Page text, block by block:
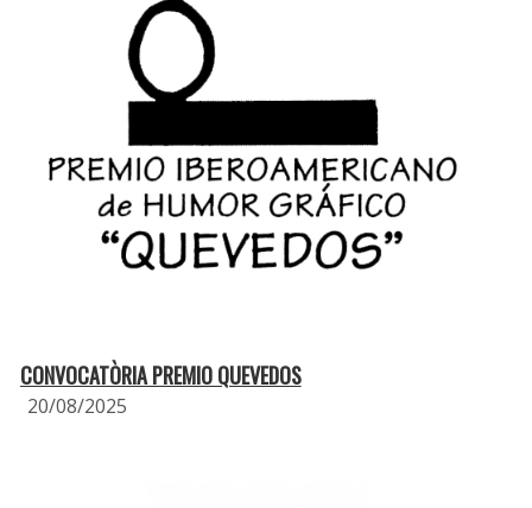
CONVOCATÒRIA PREMIO QUEVEDOS
20/08/2025